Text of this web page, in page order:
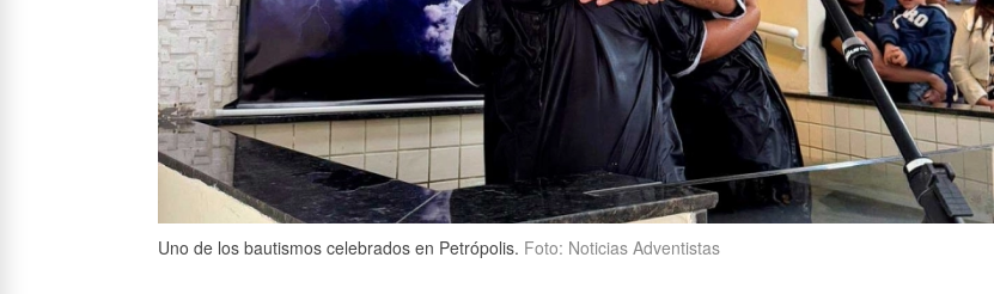
Uno de los bautismos celebrados en Petrópolis. Foto: Noticias Adventistas